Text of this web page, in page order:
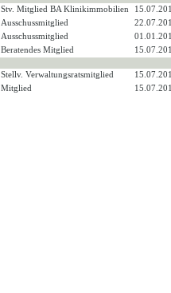
Stv. Mitglied BA Klinikimmobilien
Ausschussmitglied
Ausschussmitglied
Beratendes Mitglied
Stellv. Verwaltungsratsmitglied
Mitglied